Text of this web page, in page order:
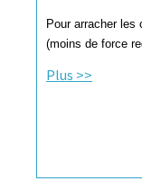
Pour arracher les
(moins de force
Plus >>